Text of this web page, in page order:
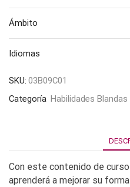
Ámbito
Idiomas
SKU: 03B09C01
Categoría Habilidades Blandas
Con este contenido de
aprenderá a mejorar su